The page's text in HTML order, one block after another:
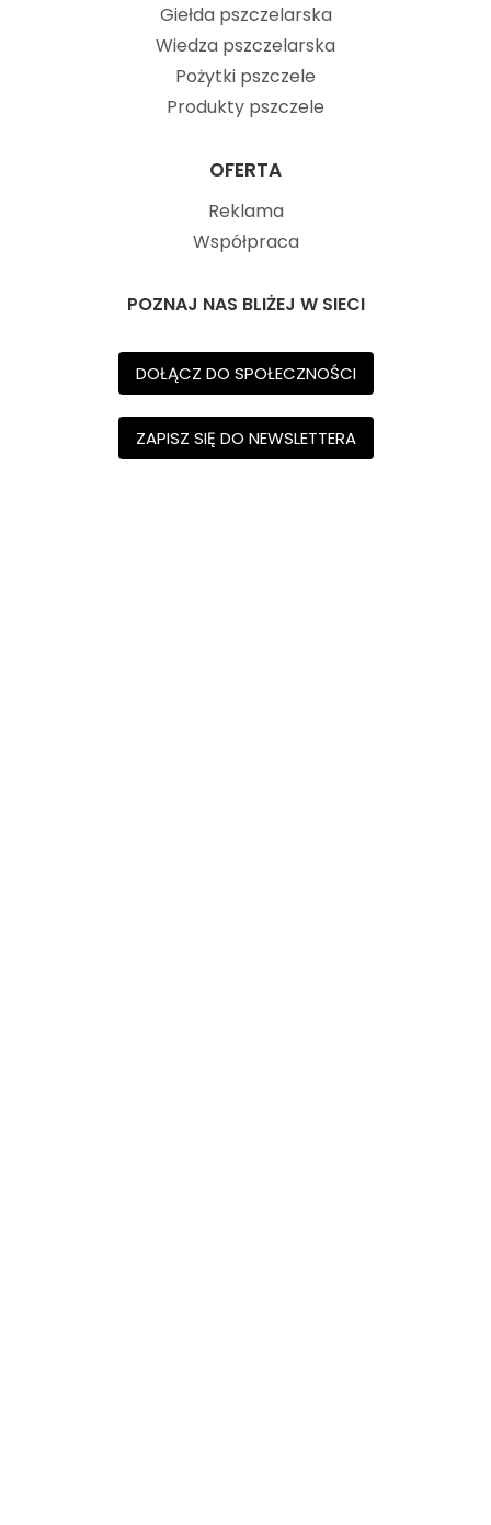
Giełda pszczelarska
Wiedza pszczelarska
Pożytki pszczele
Produkty pszczele
OFERTA
Reklama
Współpraca
POZNAJ NAS BLIŻEJ W SIECI
DOŁĄCZ DO SPOŁECZNOŚCI
ZAPISZ SIĘ DO NEWSLETTERA